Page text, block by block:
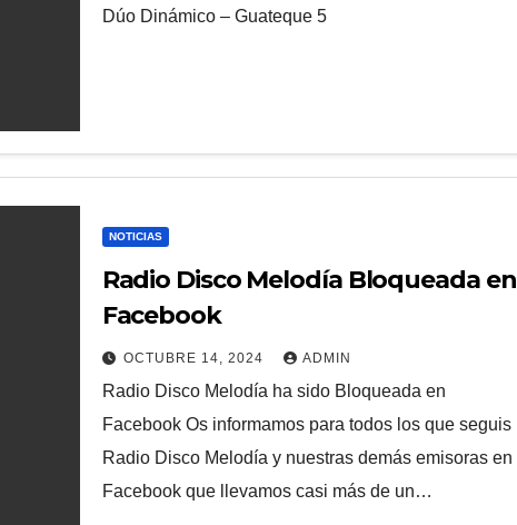
Dúo Dinámico – Guateque 5
NOTICIAS
Radio Disco Melodía Bloqueada en
Facebook
OCTUBRE 14, 2024 ADMIN
Radio Disco Melodía ha sido Bloqueada en
Facebook Os informamos para todos los que seguis
Radio Disco Melodía y nuestras demás emisoras en
Facebook que llevamos casi más de un…